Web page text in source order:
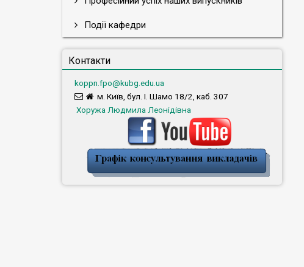
Події кафедри
Контакти
koppn.fpo@kubg.edu.ua
м. Київ, бул. І. Шамо 18/2, каб. 307
Хоружа Людмила Леонідівна